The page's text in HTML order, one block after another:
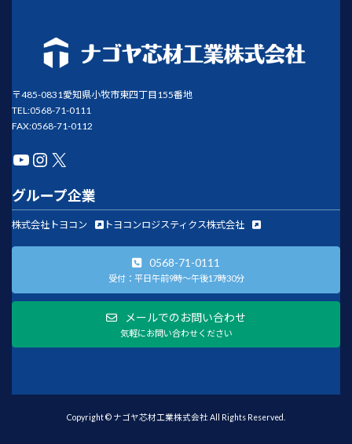
〒485-0831愛知県小牧市東四丁目155番地
TEL:0568-71-0111
FAX:0568-71-0112
YouTube
Instagram
X
グループ企業
株式会社トヨコン トヨコンロジスティクス株式会社
0568-71-0111
受付：平日午前9時～午後17時30分
メールでのお問い合わせ
気軽にお問い合わせください
Copyright © ナゴヤ芯材工業株式会社 All Rights Reserved.